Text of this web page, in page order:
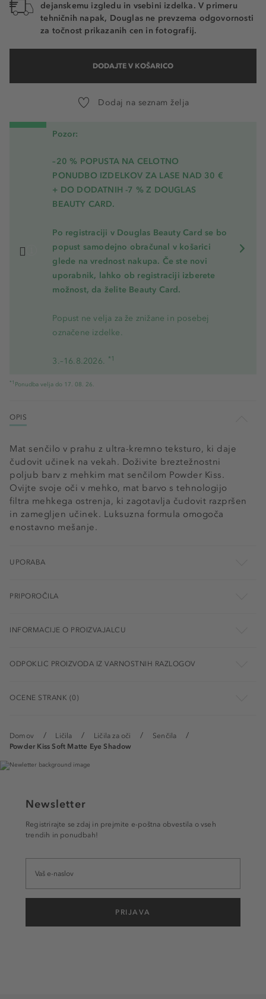
Domov Ličila Ličila za oči
Senčila
Powder Kiss Soft Matte Eye Shadow
dejanskemu izgledu in vsebini izdelka. V primeru
tehničnih napak, Douglas ne prevzema odgovornosti
za točnost prikazanih cen in fotografij.
DODAJTE V KOŠARICO
Dodaj na seznam želja
Pozor:
–20 % POPUSTA NA CELOTNO
PONUDBO IZDELKOV ZA LASE NAD 30 €
+ DO DODATNIH -7 % Z DOUGLAS
BEAUTY CARD.
Po registraciji v Douglas Beauty Card se bo
popust samodejno obračunal v košarici
glede na vrednost nakupa. Če ste novi
uporabnik, lahko ob registraciji izberete
možnost, da želite Beauty Card.
Popust ne velja za že znižane in posebej
označene izdelke.
3.–16.8.2026. *1
*1 Ponudba velja do 17. 08. 26.
OPIS
Mat senčilo v prahu z ultra-kremno teksturo, ki daje
čudovit učinek na vekah. Doživite breztežnostni
poljub barv z mehkim mat senčilom Powder Kiss.
Ovijte svoje oči v mehko, mat barvo s tehnologijo
filtra mehkega ostrenja, ki zagotavlja čudovit razpršen
in zamegljen učinek. Luksuzna formula omogoča
enostavno mešanje.
UPORABA
PRIPOROČILA
INFORMACIJE O PROIZVAJALCU
ODPOKLIC PROIZVODA IZ VARNOSTNIH RAZLOGOV
OCENE STRANK (0)
Newsletter
Registrirajte se zdaj in prejmite e-poštna obvestila o vseh
trendih in ponudbah!
PRIJAVA